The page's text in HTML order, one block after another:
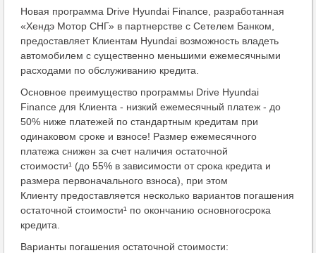
Новая программа Drive Hyundai Finance, разработанная
«Хендэ Мотор СНГ» в партнерстве с Сетелем Банком,
предоставляет Клиентам Hyundai возможность владеть
автомобилем с существенно меньшими ежемесячными
расходами по обслуживанию кредита.
Основное преимущество программы Drive Hyundai
Finance для Клиента - низкий ежемесячный платеж - до
50% ниже платежей по стандартным кредитам при
одинаковом сроке и взносе! Размер ежемесячного
платежа снижен за счет наличия остаточной
стоимости¹ (до 55% в зависимости от срока кредита и
размера первоначального взноса), при этом
Клиенту предоставляется несколько вариантов погашения
остаточной стоимости¹ по окончанию основногосрока
кредита.
Варианты погашения остаточной стоимости: